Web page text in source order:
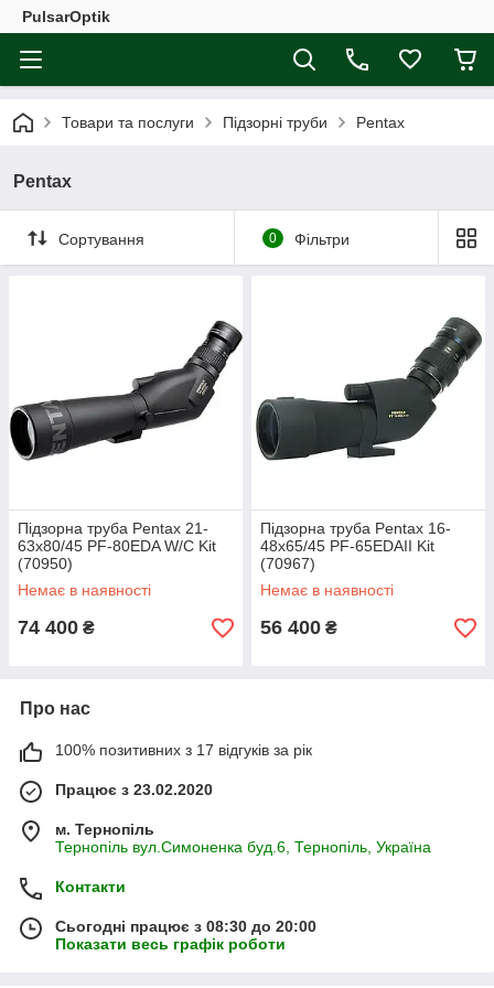
PulsarOptik
Товари та послуги Підзорні труби Pentax
Pentax
Сортування 0 Фільтри
Підзорна труба Pentax 21-
63x80/45 PF-80EDA W/C Kit
(70950)
Немає в наявності
74 400 ₴
Підзорна труба Pentax 16-
48x65/45 PF-65EDAII Kit
(70967)
Немає в наявності
56 400 ₴
Про нас
100% позитивних з 17 відгуків за рік
Працює з 23.02.2020
м. Тернопіль
Тернопіль вул.Симоненка буд.6, Тернопіль, Україна
Контакти
Сьогодні працює з 08:30 до 20:00
Показати весь графік роботи